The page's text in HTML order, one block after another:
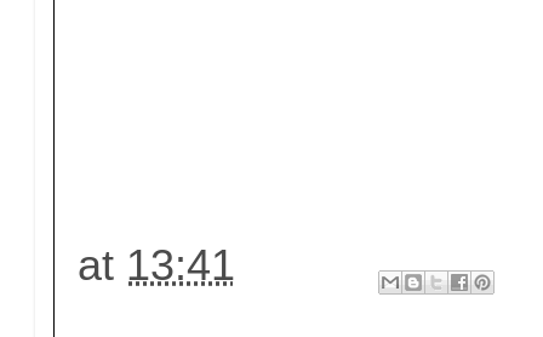
at 13:41